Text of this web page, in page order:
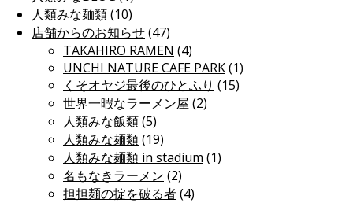
人類みな麺類(10)
店舗からのお知らせ(47)
TAKAHIRO RAMEN (4)
UNCHI NATURE CAFE PARK(1)
くそオヤジ最後のひとふり (15)
世界一暇なラーメン屋 (2)
人類みな飯類(5)
人類みな麺類(19)
人類みな麺類 in stadium (1)
名もなきラーメン (2)
担担麺の掟を破る者(4)